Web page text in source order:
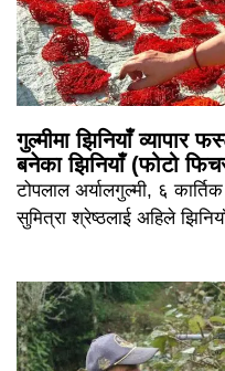
गुल्मीमा झिनियाँ व्यापार
बनेका झिनियाँ (फोटो
टोपलाल अर्यालगुल्मी, ६
सुमित्रा श्रेष्ठलाई अहिले